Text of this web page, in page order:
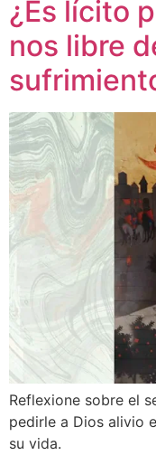
¿Es lícito
nos libre
Reflexione sobre el
pedirle a Dios alivio
su vida.